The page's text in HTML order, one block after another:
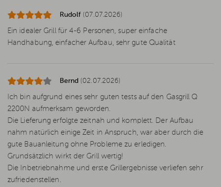
Rudolf (07.07.2026)
Ein idealer Grill für 4-6 Personen, super einfache
Handhabung, einfacher Aufbau, sehr gute Qualität
Bernd (02.07.2026)
Ich bin aufgrund eines sehr guten tests auf den Gasgrill Q
2200N aufmerksam geworden.
Die Lieferung erfolgte zeitnah und komplett. Der Aufbau
nahm natürlich einige Zeit in Anspruch, war aber durch die
gute Bauanleitung ohne Probleme zu erledigen.
Grundsätzlich wirkt der Grill wertig!
Die Inbetriebnahme und erste Grillergebnisse verliefen sehr
zufriedenstellen.